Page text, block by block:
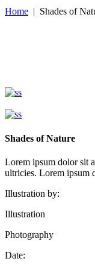
Home | Shades of
Shades of Nature
Lorem ipsum dolor sit
ultricies. Lorem ipsum
Illustration by:
Illustration
Photography
Date: